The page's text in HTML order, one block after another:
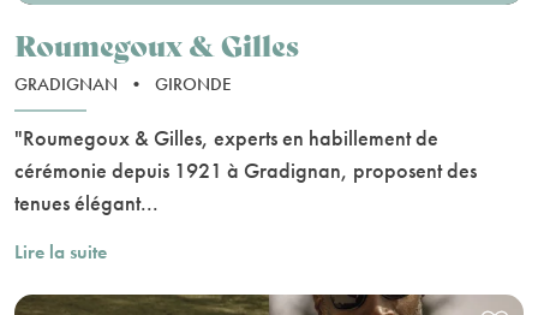
Roumegoux & Gilles
GRADIGNAN • GIRONDE
"Roumegoux & Gilles, experts en habillement de
cérémonie depuis 1921 à Gradignan, proposent des
tenues élégant...
Lire la suite